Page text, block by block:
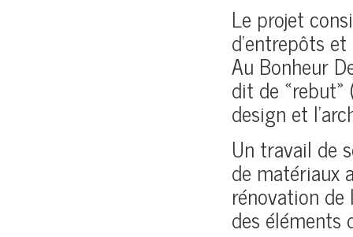
Le projet
d’entrepôts
Au Bonheur
dit de
design et
Un travail de
de matériaux
rénovation de
des éléments